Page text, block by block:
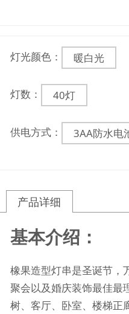
灯光颜色： 暖白光
灯数： 40灯
供电方式： 3AA防水电
产品详细
基本介绍：
橡果造型灯串是圣诞节，
聚会以及婚庆装饰最佳最
树、客厅、卧室、楼梯正